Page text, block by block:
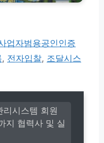
업자범용공인인증
, 전자입찰, 조달시스
리시스템 회원
지 협력사 및 실